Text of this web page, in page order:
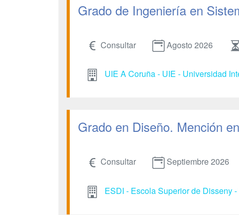
Grado de Ingeniería en
Consultar Agosto 2026
UIE A Coruña - UIE - Universidad
Grado en Diseño. Mención
Consultar Septiembre 2026
ESDI - Escola Superior de Disseny